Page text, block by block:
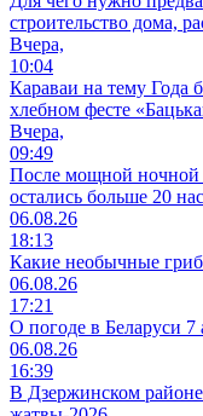
строительство дома,
Вчера,
10:04
Караваи на тему Года
хлебном фесте
Вчера,
09:49
После мощной ночной
остались больше 20
06.08.26
18:13
Какие необычные
06.08.26
17:21
О погоде в Беларуси 7
06.08.26
16:39
В Дзержинском